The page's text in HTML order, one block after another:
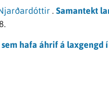
. Samantekt
hafa áhrif á laxgengd